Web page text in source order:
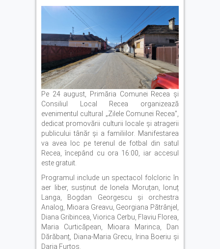
Pe 24 august, Primăria Comunei Recea și
Consiliul Local Recea organizează
evenimentul cultural „Zilele Comunei Recea”,
dedicat promovării culturii locale și atragerii
publicului tânăr și a familiilor. Manifestarea
va avea loc pe terenul de fotbal din satul
Recea, începând cu ora 16:00, iar accesul
este gratuit.
Programul include un spectacol folcloric în
aer liber, susținut de Ionela Moruțan, Ionuț
Langa, Bogdan Georgescu și orchestra
Analog, Mioara Greavu, Georgiana Pătrânjel,
Diana Gribincea, Viorica Cerbu, Flaviu Florea,
Maria Curticăpean, Mioara Marinca, Dan
Dărăbanț, Diana-Maria Grecu, Irina Boeriu și
Daria Furtos.